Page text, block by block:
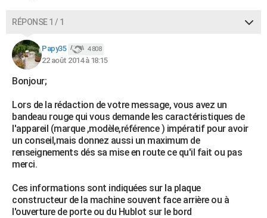
Dictionnaire
Biographies
Citations
Expressions
Proverbes
PROGRAMME TV
COPAINS D'AVANT
S'inscrire
Se connecter
Lycées
Collèges
Primaires
Universités
Entreprises
Service militaire
Avis de recherche
AVIS DE DÉCÈS
FORUM
Bricolage
Lifestyle
Culture
Sport
Auto
Television
Voyage
Cinema
RÉPONSE 1 / 1
Papy35 4 808
22 août 2014 à 18:15
Bonjour;
Lors de la rédaction de votre message, vous avez un
bandeau rouge qui vous demande les caractéristiques de
l'appareil (marque ,modèle,référence ) impératif pour avoir
un conseil,mais donnez aussi un maximum de
renseignements dés sa mise en route ce qu'il fait ou pas
merci.
Ces informations sont indiquées sur la plaque
constructeur de la machine souvent face arrière ou à
l'ouverture de porte ou du Hublot sur le bord